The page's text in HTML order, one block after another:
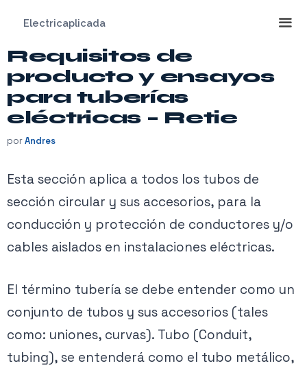
contenido
Electricaplicada
Requisitos de
producto y ensayos
para tuberías
eléctricas – Retie
porAndres
Esta sección aplica a todos los tubos de
sección circular y sus accesorios, para la
conducción y protección de conductores y/o
cables aislados en instalaciones eléctricas.
El término tubería se debe entender como un
conjunto de tubos y sus accesorios (tales
como: uniones, curvas). Tubo (Conduit,
tubing), se entenderá como el tubo metálico,